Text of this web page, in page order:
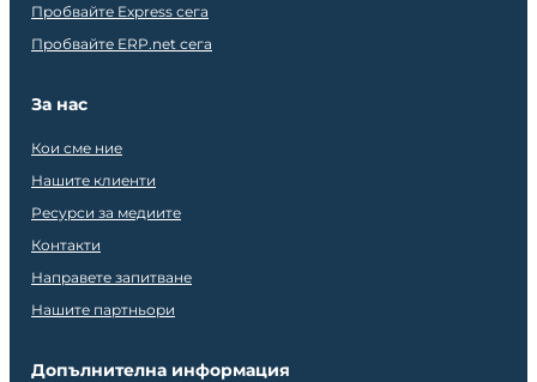
Пробвайте Express сега
Пробвайте ERP.net сега
За нас
Кои сме ние
Нашите клиенти
Ресурси за медиите
Контакти
Направете запитване
Нашите партньори
Допълнителна информация